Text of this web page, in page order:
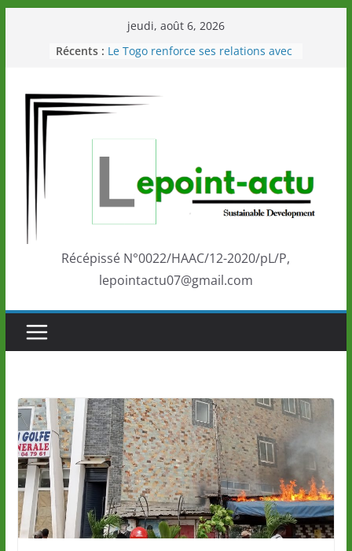
jeudi, août 6, 2026
Récents : Le Togo renforce ses relations avec
Éléphants en Côte d’Ivoire
LOTO DETENTE”, un nouveau tirage
marque de confiance au Togo sur
la scène internationale au-delà des
performances de ses athlètes
Togo: Que retenir de la politique
éducation et de l’ambition de
Récépissé N°0022/HAAC/12-2020/pL/P,
lepointactu07@gmail.com